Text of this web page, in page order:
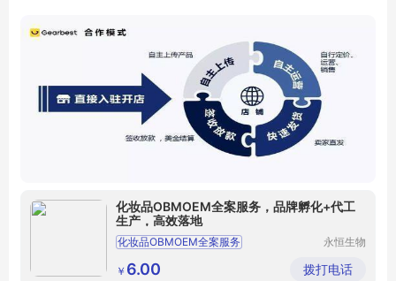
化妆品OBMOEM全案服务，品牌孵化+代工
生产，高效落地
化妆品OBMOEM全案服务
永恒生物
（广州）
有限公司
￥ 6.00 拨打电话